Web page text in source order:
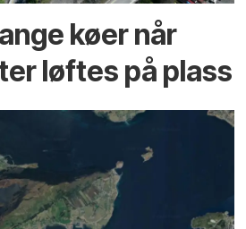
køer når
løftes på plass